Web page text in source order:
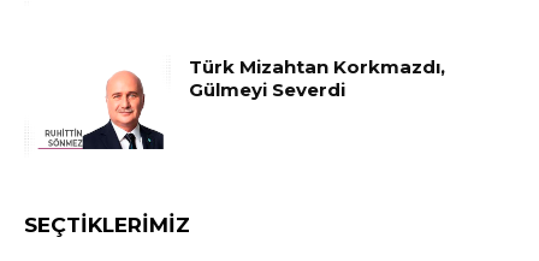
Türk Mizahtan Korkmazdı,
Gülmeyi Severdi
SEÇTIKLERIMIZ